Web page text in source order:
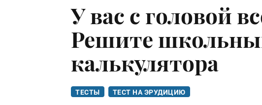
У вас с головой
Решите
калькулятора
ТЕСТЫ ТЕСТ НА ЭРУДИЦИЮ